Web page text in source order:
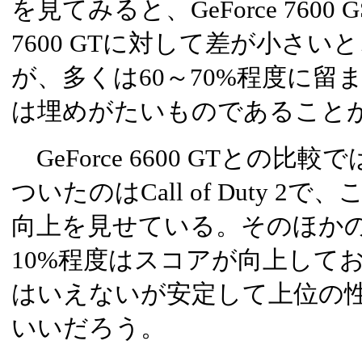
を見てみると、GeForce 7600
7600 GTに対して差が小さい
が、多くは60～70%程度に留
は埋めがたいものであること
GeForce 6600 GTとの比較
ついたのはCall of Duty 2で、
向上を見せている。そのほか
10%程度はスコアが向上して
はいえないが安定して上位の
いいだろう。